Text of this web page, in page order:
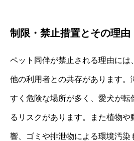
制限・禁止措置とその理由
ペット同伴が禁止される理由には
他の利用者との共存があります。
すく危険な場所が多く、愛犬が転
るリスクがあります。また植物や
響、ゴミや排泄物による環境汚染